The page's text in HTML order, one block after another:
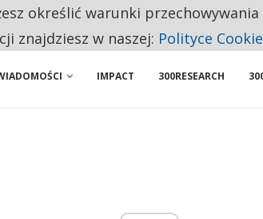
NA LIŚCIE SĄ DWA PODMIOTY Z POLSKI
IMPACT 300RESEARCH
określić warunki
znajdziesz w naszej: Polityce